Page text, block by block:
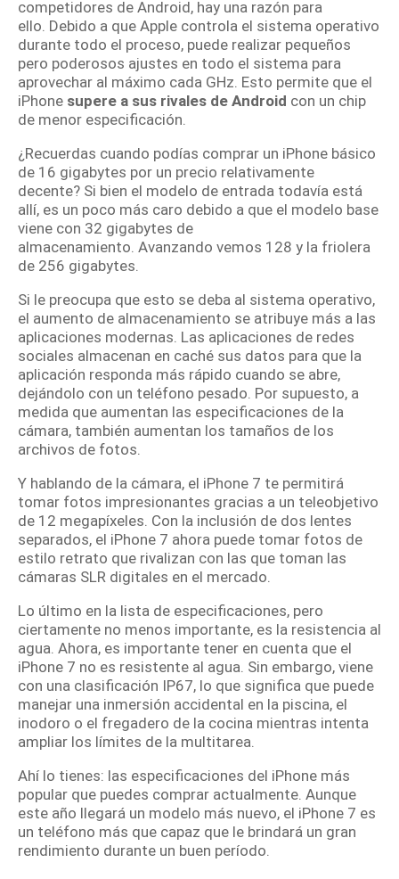
competidores de Android, hay una razón para
ello. Debido a que Apple controla el sistema operativo
durante todo el proceso, puede realizar pequeños
pero poderosos ajustes en todo el sistema para
aprovechar al máximo cada GHz. Esto permite que el
iPhone supere a sus rivales de Android con un chip
de menor especificación.
¿Recuerdas cuando podías comprar un iPhone básico
de 16 gigabytes por un precio relativamente
decente? Si bien el modelo de entrada todavía está
allí, es un poco más caro debido a que el modelo base
viene con 32 gigabytes de
almacenamiento. Avanzando vemos 128 y la friolera
de 256 gigabytes.
Si le preocupa que esto se deba al sistema operativo,
el aumento de almacenamiento se atribuye más a las
aplicaciones modernas. Las aplicaciones de redes
sociales almacenan en caché sus datos para que la
aplicación responda más rápido cuando se abre,
dejándolo con un teléfono pesado. Por supuesto, a
medida que aumentan las especificaciones de la
cámara, también aumentan los tamaños de los
archivos de fotos.
Y hablando de la cámara, el iPhone 7 te permitirá
tomar fotos impresionantes gracias a un teleobjetivo
de 12 megapíxeles. Con la inclusión de dos lentes
separados, el iPhone 7 ahora puede tomar fotos de
estilo retrato que rivalizan con las que toman las
cámaras SLR digitales en el mercado.
Lo último en la lista de especificaciones, pero
ciertamente no menos importante, es la resistencia al
agua. Ahora, es importante tener en cuenta que el
iPhone 7 no es resistente al agua. Sin embargo, viene
con una clasificación IP67, lo que significa que puede
manejar una inmersión accidental en la piscina, el
inodoro o el fregadero de la cocina mientras intenta
ampliar los límites de la multitarea.
Ahí lo tienes: las especificaciones del iPhone más
popular que puedes comprar actualmente. Aunque
este año llegará un modelo más nuevo, el iPhone 7 es
un teléfono más que capaz que le brindará un gran
rendimiento durante un buen período.